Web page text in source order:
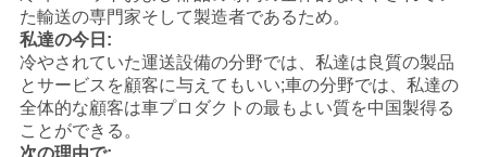
プ
ラ
イ
た輸送の専門家そして製造者であるため。
私達の今日:
冷やされていた運送設備の分野では、私達は良質の製品
とサービスを顧客に与えてもいい;車の分野では、私達の
全体的な顧客は車プロダクトの最もよい質を中国製得る
ことができる。